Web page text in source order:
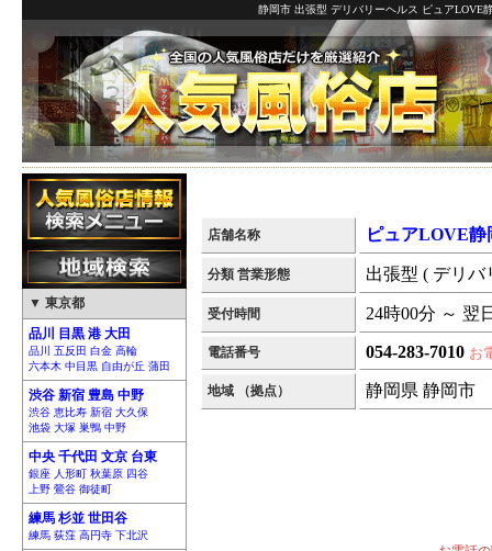
静岡市 出張型 デリバリーヘルス ピュアLOVE
▼ 東京都
品川 目黒 港 大田
品川 五反田 白金 高輪
六本木 中目黒 自由が丘 蒲田
渋谷 新宿 豊島 中野
渋谷 恵比寿 新宿 大久保
池袋 大塚 巣鴨 中野
中央 千代田 文京 台東
銀座 人形町 秋葉原 四谷
上野 鶯谷 御徒町
練馬 杉並 世田谷
練馬 荻窪 高円寺 下北沢
店舗名称 ピュアLOVE静
分類 営業形態 出張型 ( デリバ
受付時間 24時00分 ～ 翌
電話番号 054-283-7010 お
地域 （拠点） 静岡県 静岡市